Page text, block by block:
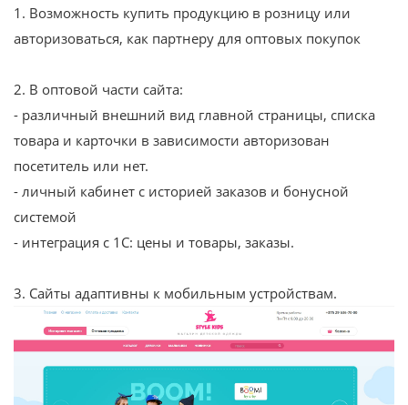
1. Возможность купить продукцию в розницу или
авторизоваться, как партнеру для оптовых покупок
2. В оптовой части сайта:
- различный внешний вид главной страницы, списка
товара и карточки в зависимости авторизован
посетитель или нет.
- личный кабинет с историей заказов и бонусной
системой
- интеграция с 1С: цены и товары, заказы.
3. Сайты адаптивны к мобильным устройствам.